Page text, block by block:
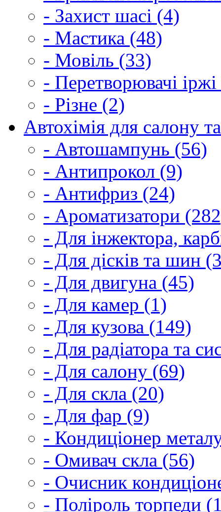
- Захист шасі (4)
- Мастика (48)
- Мовіль (33)
- Перетворювачі
- Різне (2)
Автохімія для салону
- Автошампунь (56)
- Антипрокол (9)
- Антифриз (24)
- Ароматизатори
- Для інжектора,
- Для дісків та шин
- Для двигуна (45)
- Для камер (1)
- Для кузова (149)
- Для радіатора та
- Для салону (69)
- Для скла (20)
- Для фар (9)
- Кондиціонер
- Омивач скла (56)
- Очисник
- Поліроль торпеди